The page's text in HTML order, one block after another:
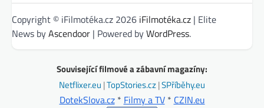
Copyright © iFilmotéka.cz 2026 iFilmotéka.cz | Elite
News byAscendoor | Powered byWordPress.
Související filmové a zábavní magazíny:
Netflixer.eu |TopStories.cz|SPříběhy.eu
DotekSlova.cz* Filmy a TV* CZIN.eu